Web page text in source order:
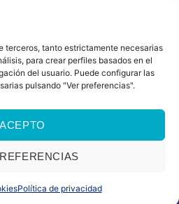
terceros, tanto estrictamente necesarias
para crear perfiles basados en el
del usuario. Puede configurar las
pulsando "Ver preferencias".
ACEPTO
Política de privacidad
POLÍTICA DE PRIVACIDAD